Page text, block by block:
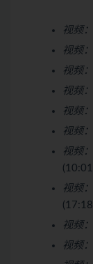
视频：
视频：
视频：
视频：
视频：
视频：
视频：
视频：
视频：
视频：